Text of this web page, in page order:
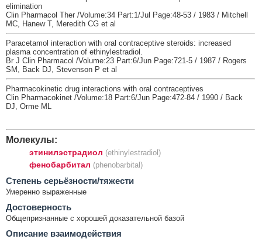
elimination
Clin Pharmacol Ther /Volume:34 Part:1/Jul Page:48-53 / 1983 / Mitchell
MC, Hanew T, Meredith CG et al
Paracetamol interaction with oral contraceptive steroids: increased
plasma concentration of ethinylestradiol.
Br J Clin Pharmacol /Volume:23 Part:6/Jun Page:721-5 / 1987 / Rogers
SM, Back DJ, Stevenson P et al
Pharmacokinetic drug interactions with oral contraceptives
Clin Pharmacokinet /Volume:18 Part:6/Jun Page:472-84 / 1990 / Back
DJ, Orme ML
Молекулы:
этинилэстрадиол (ethinylestradiol)
фенобарбитал (phenobarbital)
Cтепень серьёзности/тяжести
Умеренно выраженные
Достоверность
Общепризнанные с хорошей доказательной базой
Описание взаимодействия